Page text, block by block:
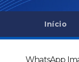
Início
WhatsApp